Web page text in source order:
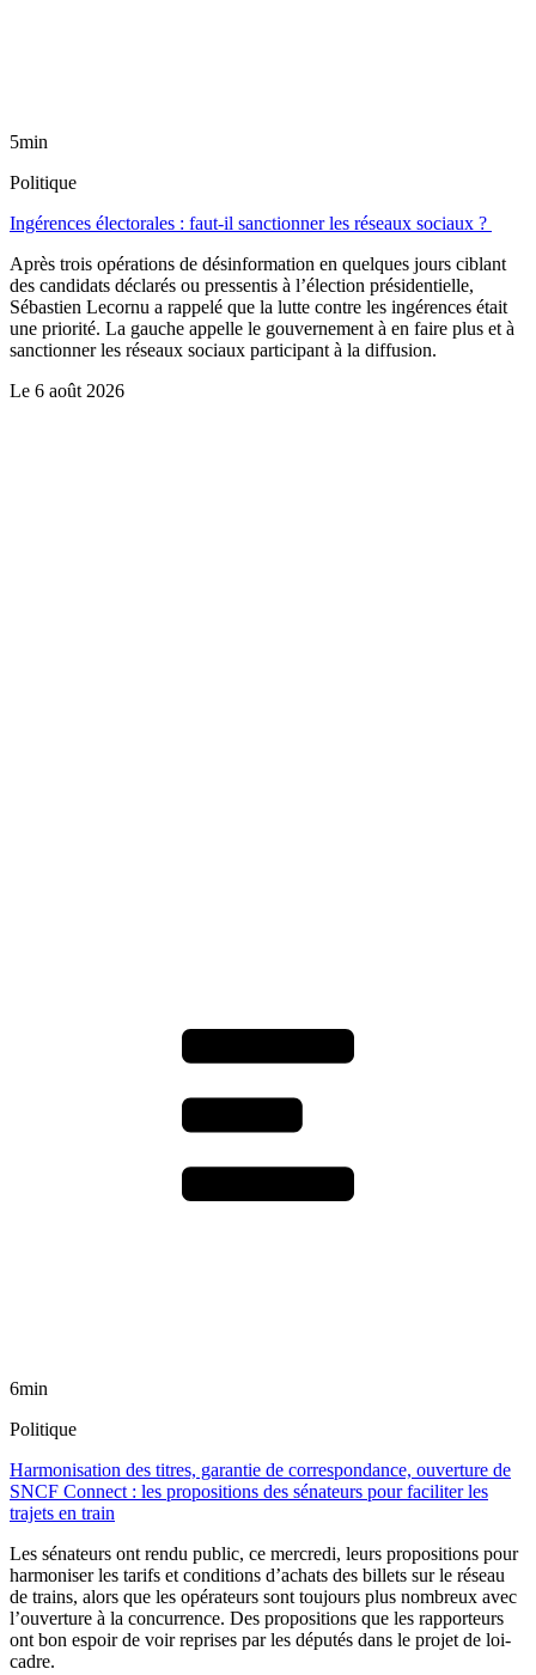
5min
Politique
Ingérences électorales : faut-il sanctionner les réseaux sociaux ?
Après trois opérations de désinformation en quelques jours ciblant
des candidats déclarés ou pressentis à l’élection présidentielle,
Sébastien Lecornu a rappelé que la lutte contre les ingérences était
une priorité. La gauche appelle le gouvernement à en faire plus et à
sanctionner les réseaux sociaux participant à la diffusion.
Le 6 août 2026
6min
Politique
Harmonisation des titres, garantie de correspondance, ouverture de
SNCF Connect : les propositions des sénateurs pour faciliter les
trajets en train
Les sénateurs ont rendu public, ce mercredi, leurs propositions pour
harmoniser les tarifs et conditions d’achats des billets sur le réseau
de trains, alors que les opérateurs sont toujours plus nombreux avec
l’ouverture à la concurrence. Des propositions que les rapporteurs
ont bon espoir de voir reprises par les députés dans le projet de loi-
cadre.